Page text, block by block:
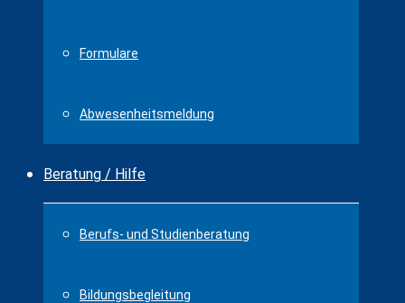
Formulare
Abwesenheitsmeldung
Beratung / Hilfe
Berufs- und Studienberatung
Bildungsbegleitung